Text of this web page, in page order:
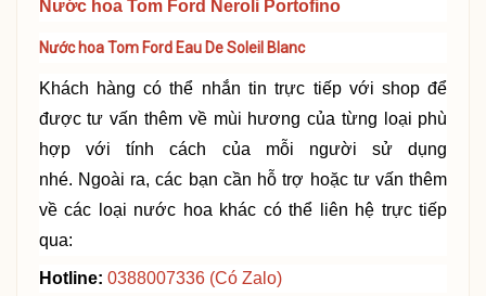
Nước hoa Tom Ford Neroli Portofino
Nước hoa Tom Ford Eau De Soleil Blanc
Khách hàng có thể nhắn tin trực tiếp với shop để
được tư vấn thêm về mùi hương của từng loại phù
hợp với
tínhcách của mỗi người sử dụng
nhé. Ngoài ra, các bạn cần hỗ trợ hoặc tư vấn thêm
về các loại nước hoa khác có thể liên hệ trực tiếp
qua:
Hotline: 0388007336 (Có Zalo)